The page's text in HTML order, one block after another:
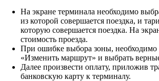
На экране терминала необходимо
из которой совершается поездка, и
которую совершается поездка. На
стоимость проезда.
При ошибке выбора зоны, необходимо
«Изменить маршрут» и выбрать
Далее произвести оплату, приложив
банковскую карту к терминалу.